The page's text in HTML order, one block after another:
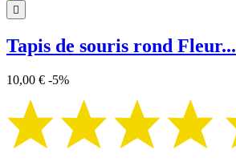

Tapis de souris rond Fleur...
10,00 € -5%